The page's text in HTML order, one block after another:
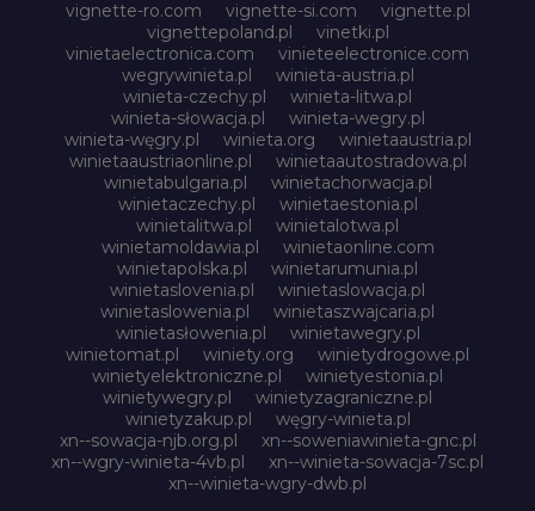
vignette-ro.com
vignette-si.com
vignette.pl
vignettepoland.pl
vinetki.pl
vinietaelectronica.com
vinieteelectronice.com
wegrywinieta.pl
winieta-austria.pl
winieta-czechy.pl
winieta-litwa.pl
winieta-słowacja.pl
winieta-wegry.pl
winieta-węgry.pl
winieta.org
winietaaustria.pl
winietaaustriaonline.pl
winietaautostradowa.pl
winietabulgaria.pl
winietachorwacja.pl
winietaczechy.pl
winietaestonia.pl
winietalitwa.pl
winietalotwa.pl
winietamoldawia.pl
winietaonline.com
winietapolska.pl
winietarumunia.pl
winietaslovenia.pl
winietaslowacja.pl
winietaslowenia.pl
winietaszwajcaria.pl
winietasłowenia.pl
winietawegry.pl
winietomat.pl
winiety.org
winietydrogowe.pl
winietyelektroniczne.pl
winietyestonia.pl
winietywegry.pl
winietyzagraniczne.pl
winietyzakup.pl
węgry-winieta.pl
xn--sowacja-njb.org.pl
xn--soweniawinieta-gnc.pl
xn--wgry-winieta-4vb.pl
xn--winieta-sowacja-7sc.pl
xn--winieta-wgry-dwb.pl